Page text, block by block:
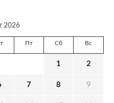
2026
Пт Сб Вс
1 2
7 8 9